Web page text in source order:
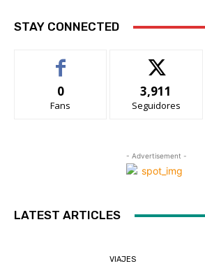
STAY CONNECTED
0
Fans
3,911
Seguidores
- Advertisement -
LATEST ARTICLES
VIAJES